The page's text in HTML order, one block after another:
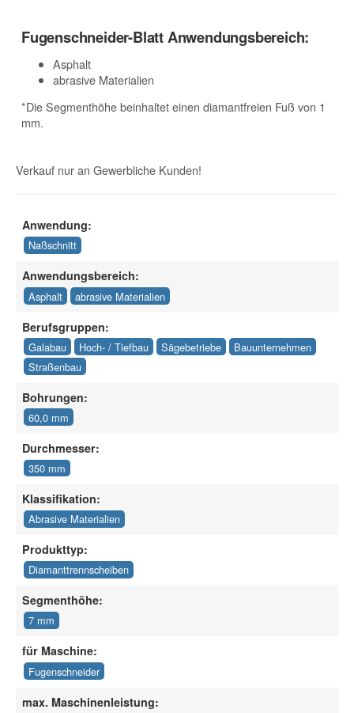
Fugenschneider-Blatt Anwendungsbereich:
Asphalt
abrasive Materialien
*Die Segmenthöhe beinhaltet einen diamantfreien Fuß von 1
mm.
Verkauf nur an Gewerbliche Kunden!
Anwendung:
Naßschnitt
Anwendungsbereich:
Asphalt abrasive Materialien
Berufsgruppen:
Galabau Hoch- / Tiefbau Sägebetriebe
Bauunternehmen
Straßenbau
Bohrungen:
60,0 mm
Durchmesser:
350 mm
Klassifikation:
Abrasive Materialien
Produkttyp:
Diamanttrennscheiben
Segmenthöhe:
7 mm
für Maschine:
Fugenschneider
max. Maschinenleistung: